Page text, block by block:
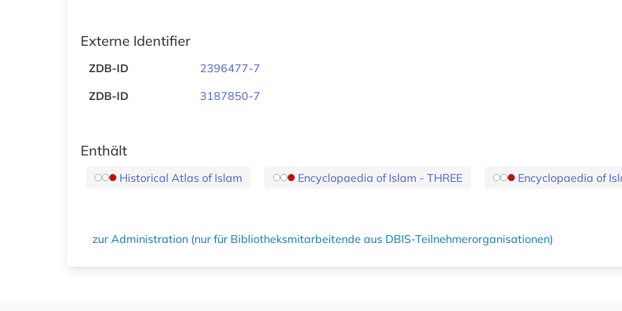
Externe Identifier
ZDB-ID
2396477-7
ZDB-ID
3187850-7
Enthält
Historical Atlas of Islam Encyclopaedia of Islam - THREE Encyclopaedia of
zur Administration (nur für Bibliotheksmitarbeitende aus DBIS-Teilnehmerorganisationen)